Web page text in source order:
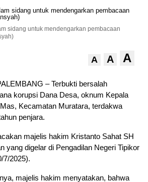
sidang untuk mendengarkan pembacaan
A A A
– Terbukti bersalah
korupsi Dana Desa, oknum Kepala
Kecamatan Muratara, terdakwa
penjara.
majelis hakim Kristanto Sahat SH
yang digelar di Pengadilan Negeri Tipikor
7/2025).
majelis hakim menyatakan, bahwa